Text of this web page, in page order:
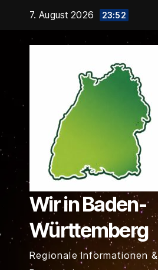
springen
7. August 2026 23:52
Wir in Baden-
Württemberg
Regionale Informationen &